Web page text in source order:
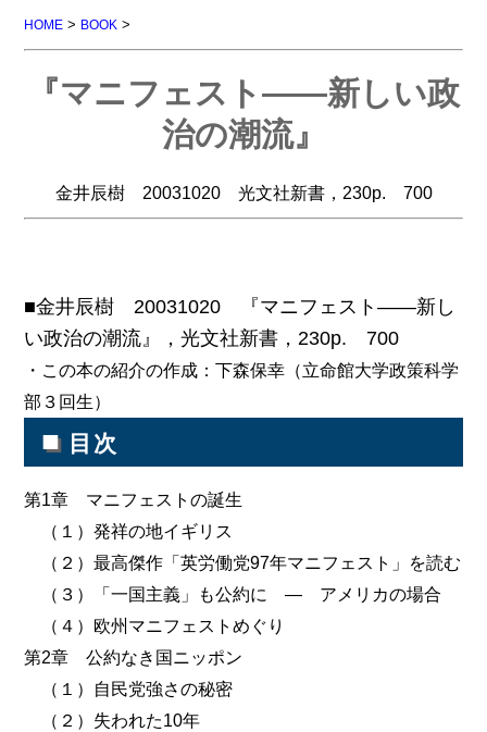
HOME > BOOK >
『マニフェスト――新しい政
治の潮流』
金井辰樹 20031020 光文社新書，230p. 700
■金井辰樹 20031020 『マニフェスト――新し
い政治の潮流』，光文社新書，230p. 700
・この本の紹介の作成：下森保幸（立命館大学政策科学
部３回生）
■ 目次
第1章 マニフェストの誕生
（１）発祥の地イギリス
（２）最高傑作「英労働党97年マニフェスト」を読む
（３）「一国主義」も公約に ― アメリカの場合
（４）欧州マニフェストめぐり
第2章 公約なき国ニッポン
（１）自民党強さの秘密
（２）失われた10年